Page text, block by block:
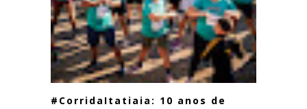
#CorridaItatiaia: 10 anos de